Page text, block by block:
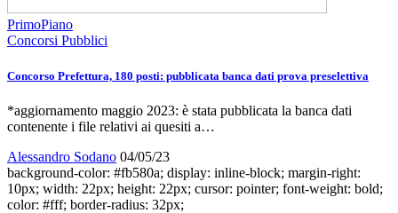
PrimoPiano
Concorsi Pubblici
Concorso Prefettura, 180 posti: pubblicata banca dati prova preselettiva
*aggiornamento maggio 2023: è stata pubblicata la banca dati
contenente i file relativi ai quesiti a…
Alessandro Sodano 04/05/23
background-color: #fb580a; display: inline-block; margin-right:
10px; width: 22px; height: 22px; cursor: pointer; font-weight: bold;
color: #fff; border-radius: 32px;